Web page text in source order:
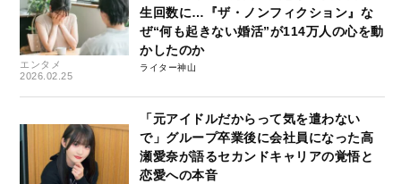
エンタメ
2026.02.25
生回数に…『ザ・ノンフィクション』な
ぜ“何も起きない婚活”が114万人の心を動
かしたのか
ライター神山
「元アイドルだからって気を遣わない
で」グループ卒業後に会社員になった高
瀬愛奈が語るセカンドキャリアの覚悟と
恋愛への本音